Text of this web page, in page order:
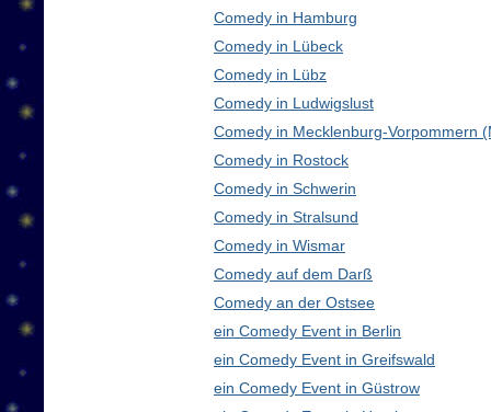
Comedy in Hamburg
Comedy in Lübeck
Comedy in Lübz
Comedy in Ludwigslust
Comedy in Mecklenburg-Vorpommern
Comedy in Rostock
Comedy in Schwerin
Comedy in Stralsund
Comedy in Wismar
Comedy auf dem Darß
Comedy an der Ostsee
ein Comedy Event in Berlin
ein Comedy Event in Greifswald
ein Comedy Event in Güstrow